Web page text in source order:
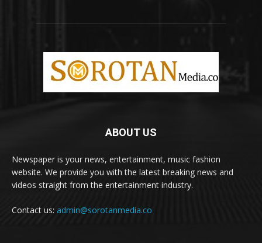
ABOUT US
Newspaper is your news, entertainment, music fashion
website. We provide you with the latest breaking news and
videos straight from the entertainment industry.
Contact us: admin@sorotanmedia.co